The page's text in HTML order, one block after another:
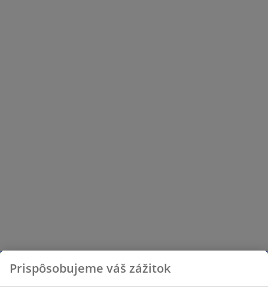
Prispôsobujeme váš zážitok